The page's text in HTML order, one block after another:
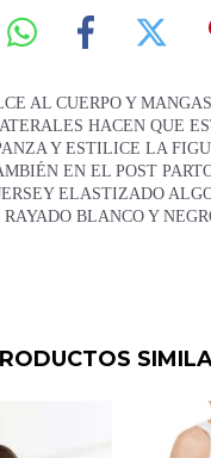
AL CUERPO Y
HACEN QUE
Y ESTILICE LA
EN EL POST
ELASTIZADO
BLANCO Y